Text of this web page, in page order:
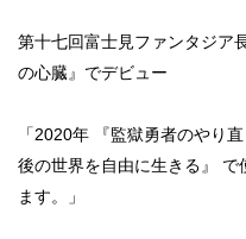
第十七回富士見ファンタジア
の心臓』でデビュー
「2020年 『監獄勇者のやり
後の世界を自由に生きる』
ます。」